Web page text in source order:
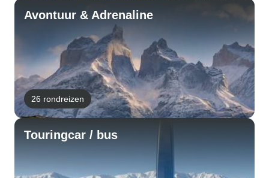
Avontuur & Adrenaline
26 rondreizen
Touringcar / bus